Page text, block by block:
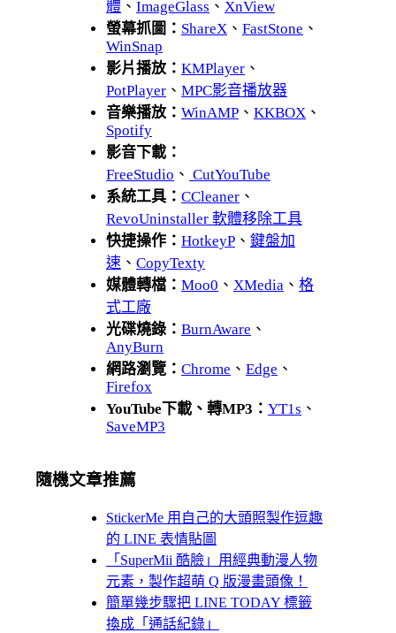
體 、 ImageGlass 、 XnView
螢幕抓圖： ShareX 、 FastStone 、
WinSnap
影片播放： KMPlayer 、
PotPlayer 、 MPC影音播放器
音樂播放： WinAMP 、 KKBOX 、
Spotify
影音下載：
FreeStudio 、 CutYouTube
系統工具： CCleaner 、
RevoUninstaller 軟體移除工具
快捷操作： HotkeyP 、 鍵盤加
速 、 CopyTexty
媒體轉檔： Moo0 、 XMedia 、 格
式工廠
光碟燒錄： BurnAware 、
AnyBurn
網路瀏覽： Chrome 、 Edge 、
Firefox
YouTube下載、轉MP3： YT1s 、
SaveMP3
隨機文章推薦
StickerMe 用自己的大頭照製作逗趣
的 LINE 表情貼圖
「SuperMii 酷臉」用經典動漫人物
元素，製作超萌 Q 版漫畫頭像！
簡單幾步驟把 LINE TODAY 標籤
換成「通話紀錄」